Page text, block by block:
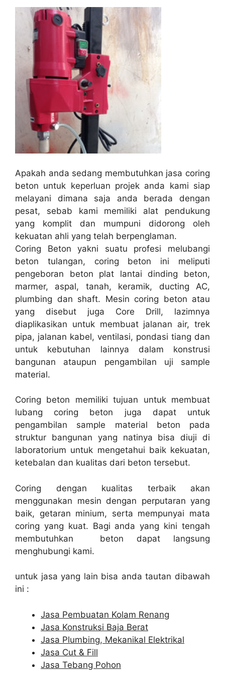
Apakah anda sedang membutuhkan jasa coring
beton untuk keperluan projek anda kami siap
melayani dimana saja anda berada dengan
pesat, sebab kami memiliki alat pendukung
yang komplit dan mumpuni didorong oleh
kekuatan ahli yang telah berpenglaman.
Coring Beton yakni suatu profesi melubangi
beton tulangan, coring beton ini meliputi
pengeboran beton plat lantai dinding beton,
marmer, aspal, tanah, keramik, ducting AC,
plumbing dan shaft. Mesin coring beton atau
yang disebut juga Core Drill, lazimnya
diaplikasikan untuk membuat jalanan air, trek
pipa, jalanan kabel, ventilasi, pondasi tiang dan
untuk kebutuhan lainnya dalam konstrusi
bangunan ataupun pengambilan uji sample
material.
Coring beton memiliki tujuan untuk membuat
lubang coring beton juga dapat untuk
pengambilan sample material beton pada
struktur bangunan yang natinya bisa diuji di
laboratorium untuk mengetahui baik kekuatan,
ketebalan dan kualitas dari beton tersebut.
Coring dengan kualitas terbaik akan
menggunakan mesin dengan perputaran yang
baik, getaran minium, serta mempunyai mata
coring yang kuat. Bagi anda yang kini tengah
membutuhkan beton dapat langsung
menghubungi kami.
untuk jasa yang lain bisa anda tautan dibawah
ini :
Jasa Pembuatan Kolam Renang
Jasa Konstruksi Baja Berat
Jasa Plumbing, Mekanikal Elektrikal
Jasa Cut & Fill
Jasa Tebang Pohon